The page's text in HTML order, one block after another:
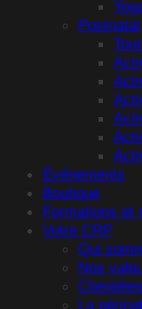
Postnatal
Événements
Boutique
Formations et
Votre CRP
Qui
Nos
Clientèles
La